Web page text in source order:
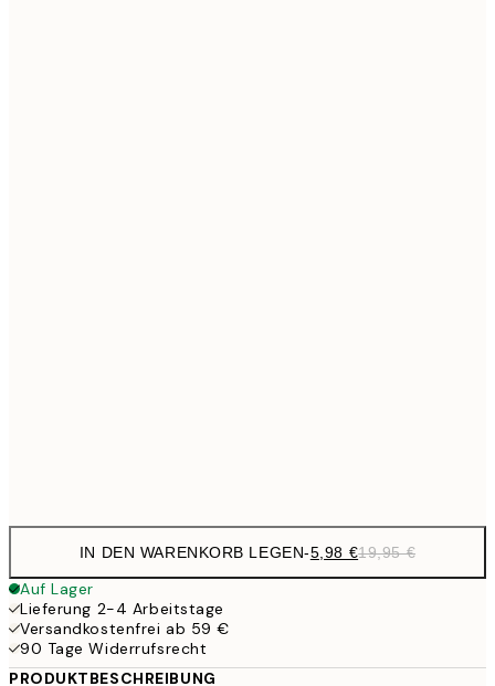
IN DEN WARENKORB LEGEN-5,98 €19,95 €
Auf Lager
Lieferung 2-4 Arbeitstage
Versandkostenfrei ab 59 €
90 Tage Widerrufsrecht
PRODUKTBESCHREIBUNG